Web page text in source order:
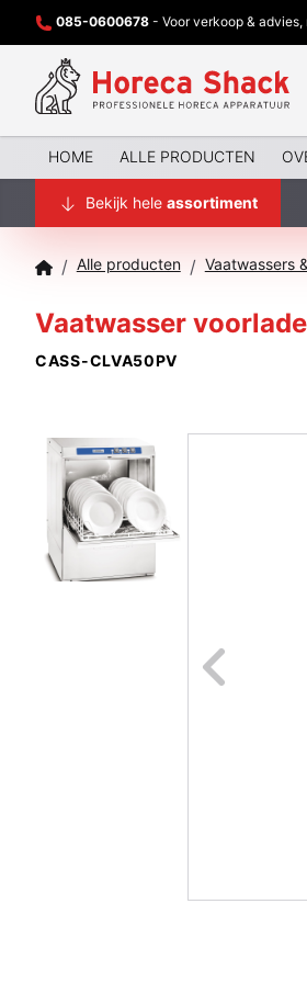
085-0600678 - Voor verkoop &
HOME ALLE PRODUCTEN
Bekijk hele assortiment
/ Alle producten / Vaatwassers
Vaatwasser
CASS-CLVA50PV